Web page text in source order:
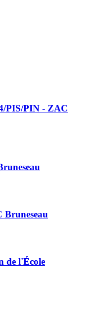
PIS/PIN - ZAC
Bruneseau
de l'École